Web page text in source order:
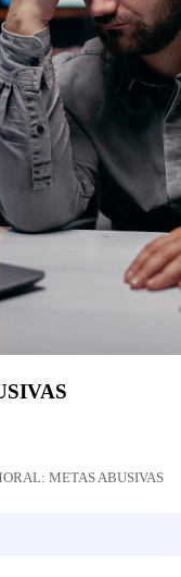
METAS ABUSIVAS